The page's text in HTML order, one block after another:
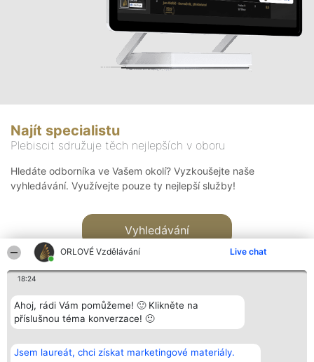
ORLOVÉ Vzdělávání Live chat
18:24
Ahoj, rádi Vám pomůžeme! 🙂 Klikněte na
příslušnou téma konverzace! 🙂
Jsem laureát, chci získat marketingové materiály.
Najít specialistu
Plebiscit sdružuje těch nejlepších v oboru
Hledáte odborníka ve Vašem okolí? Vyzkoušejte naše
vyhledávání. Využívejte pouze ty nejlepší služby!
Vyhledávání
Bright Side Solutions sp. z o.
o. sp. k.
Vítězové
Seznam všech
Kontakt